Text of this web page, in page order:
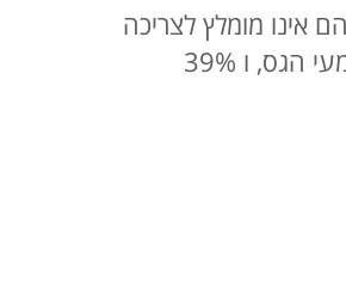
אינו מומלץ לצריכה
קבועה בתזונה נטורופטית), מחסור בויטמין D נמצא כנפוץ בקרב אחוז ניכר מהחולים שנבדקו: 65% מחולי סרטן המעי הגס, ו 39%